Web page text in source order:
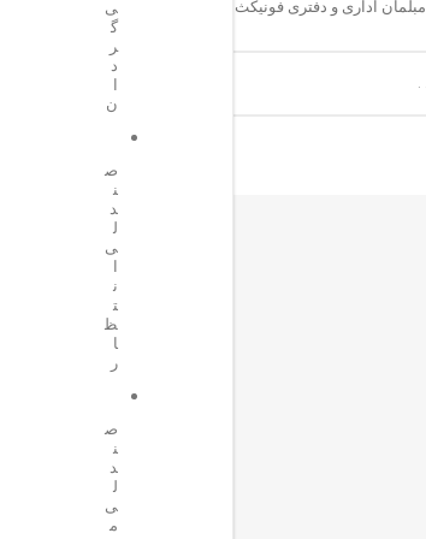
ی
گ
ر
د
ا
ن
ص
ن
د
ل
ی
ا
ن
ت
ظ
ا
ر
ص
ن
د
ل
ی
م
مبلمان اداری و دفتری فونیکث کالا با مناسبترین قیمت های سال جدید